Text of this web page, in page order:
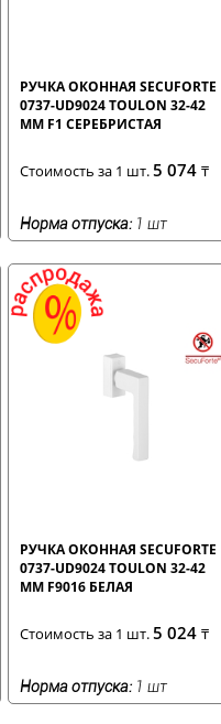
РУЧКА ОКОННАЯ SECUFORTE
0737-UD9024 TOULON 32-42
ММ F1 СЕРЕБРИСТАЯ
Стоимость за 1 шт.5 074₸
Норма отпуска: 1 шт
РУЧКА ОКОННАЯ SECUFORTE
0737-UD9024 TOULON 32-42
ММ F9016 БЕЛАЯ
Стоимость за 1 шт.5 024₸
Норма отпуска: 1 шт